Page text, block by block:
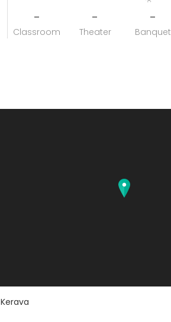
-
Classroom
-
Theater
-
Banquet
Kerava